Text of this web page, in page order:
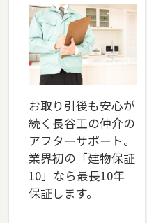
す。
2024-04-05
千葉店を移転しまし
川区・稲毛区・若葉
市、四街道市でお住
検討の方は、是非ご
アル（0120-8750-86
2024-04-01
おおたかの森店オー
も、長谷工の仲介に
お取り引後も安心が
続く長谷工の仲介の
アフターサポート。
業界初の「建物保証
10」なら最長10年
保証します。